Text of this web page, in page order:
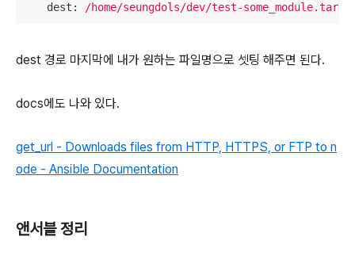
dest:
/home/seungdols/dev/test-
dest 경로 마지막에 내가 원하는 파일명으로 셋팅 해주면 된다.
docs에도 나와 있다.
get_url - Downloads files from HTTP, HTTPS, or FTP to n
ode - Ansible Documentation
앤서블 정리